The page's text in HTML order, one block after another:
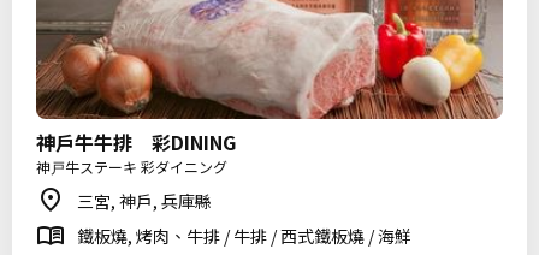
神戶牛牛排 彩DINING
神戸牛ステーキ 彩ダイニング
三宮, 神戶, 兵庫縣
鐵板燒, 烤肉、牛排 / 牛排 / 西式鐵板燒 / 海鮮